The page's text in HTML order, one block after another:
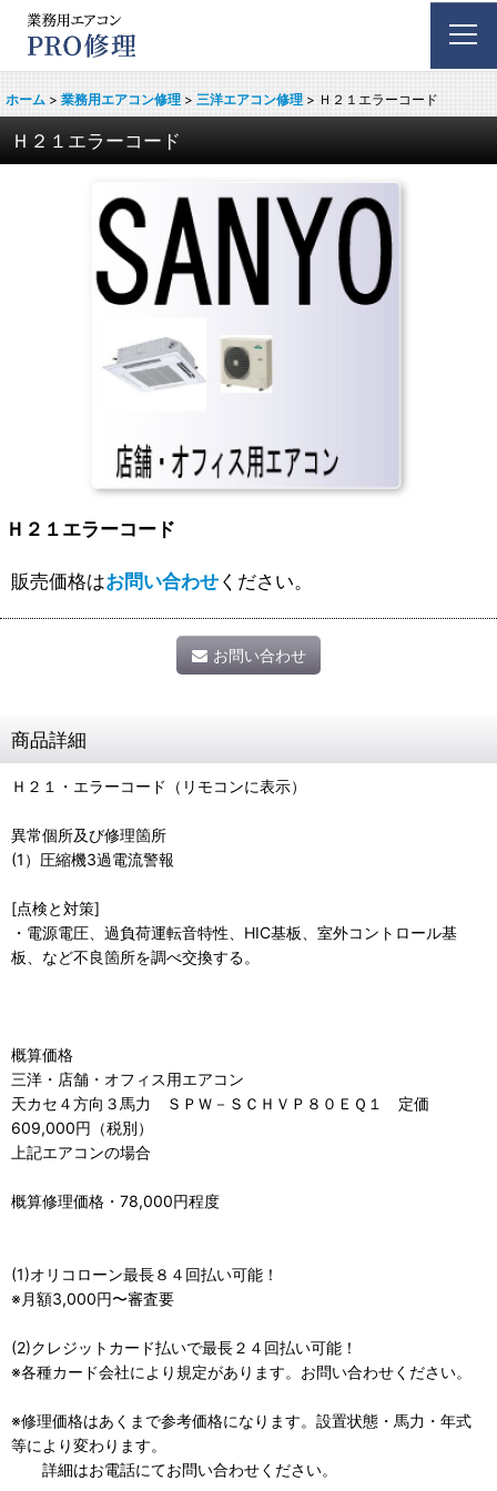
ホーム > 業務用エアコン修理 > 三洋エアコン修理 > Ｈ２１エラーコード
Ｈ２１エラーコード
Ｈ２１エラーコード
販売価格はお問い合わせください。
お問い合わせ
商品詳細
Ｈ２１・エラーコード（リモコンに表示）
異常個所及び修理箇所
(1）圧縮機3過電流警報
[点検と対策]
・電源電圧、過負荷運転音特性、HIC基板、室外コントロール基
板、など不良箇所を調べ交換する。
概算価格
三洋・店舗・オフィス用エアコン
天カセ４方向３馬力 ＳＰＷ－ＳＣＨＶＰ８０ＥＱ１ 定価
609,000円（税別）
上記エアコンの場合
概算修理価格・78,000円程度
(1)オリコローン最長８４回払い可能！
※月額3,000円〜審査要
(2)クレジットカード払いで最長２４回払い可能！
※各種カード会社により規定があります。お問い合わせください。
※修理価格はあくまで参考価格になります。設置状態・馬力・年式
等により変わります。
詳細はお電話にてお問い合わせください。